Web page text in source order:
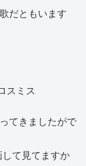
だともいます
スミス
てきましたがで
て見てますか